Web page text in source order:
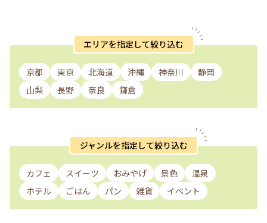
エリアを指定して絞り込む
京都 東京 北海道 沖縄 神奈川
静岡
山梨
長野 奈良 鎌倉
ジャンルを指定して絞り込む
カフェ スイーツ おみやげ 景色
温泉
ホテル
ごはん パン 雑貨 イベント